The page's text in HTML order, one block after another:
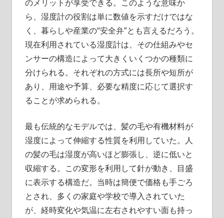
のメリットが享受できる。このような意味か
ら、湿度計の役割は単に数値を示すだけではな
く、暮らしや産業の“安全弁”とも言えるだろう。
現在利用されている湿度計は、その仕組みやセ
ンサーの構造によって大きくいくつかの種類に
分けられる。それぞれの方式には長所や短所が
あり、用途や予算、必要な精度に応じて選択す
ることが求められる。
最も伝統的なモデルでは、髪の毛や有機材料が
湿度によって伸縮する性質を利用していた。人
の髪の毛は湿度が高いほど膨張し、逆に低いと
収縮する。この変形を利用して針が動き、目盛
に表示する構造だ。当時は簡便で価格も手ごろ
とされ、多くの家庭や学校で導入されていた
が、経時変化や気温に左右されやすい面も持っ